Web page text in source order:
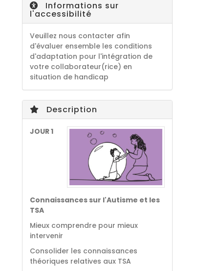
Informations sur
l'accessibilité
Veuillez nous contacter afin
d'évaluer ensemble les conditions
d'adaptation pour l'intégration de
votre collaborateur(rice) en
situation de handicap
Description
JOUR 1
Connaissances sur l'Autisme et les
TSA
Mieux comprendre pour mieux
intervenir
Consolider les connaissances
théoriques relatives aux TSA